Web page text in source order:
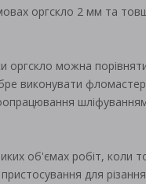
оргскло 2 мм та
оргскло можна
виконувати
об'ємах робіт,
для